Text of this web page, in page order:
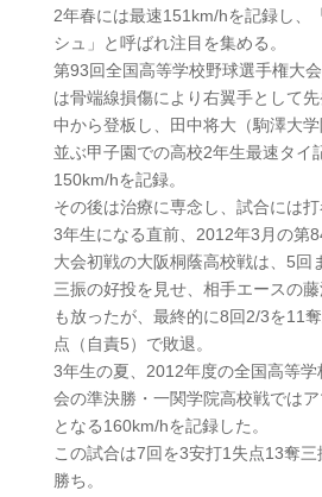
2年春には最速151km/hを記録し、
シュ」と呼ばれ注目を集める。
第93回全国高等学校野球選手権大
は骨端線損傷により右翼手として
中から登板し、田中将大（駒澤大
並ぶ甲子園での高校2年生最速タイ
150km/hを記録。
その後は治療に専念し、試合には打
3年生になる直前、2012年3月の第
大会初戦の大阪桐蔭高校戦は、5回
三振の好投を見せ、相手エースの
も放ったが、最終的に8回2/3を11
点（自責5）で敗退。
3年生の夏、2012年度の全国高等
会の準決勝・一関学院高校戦では
となる160km/hを記録した。
この試合は7回を3安打1失点13奪
勝ち。